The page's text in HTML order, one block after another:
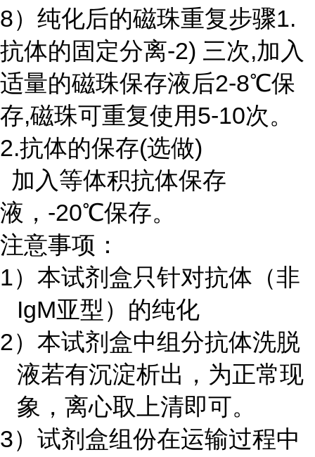
8）纯化后的磁珠重复步骤1.
抗体的固定分离-2) 三次,加入
适量的磁珠保存液后2-8℃保
存,磁珠可重复使用5-10次。
2.抗体的保存(选做)
加入等体积抗体保存
液， -20℃保存。
注意事项：
1）本试剂盒只针对抗体（非
IgM亚型）的纯化
2）本试剂盒中组分抗体洗脱
液若有沉淀析出，为正常现
象，离心取上清即可。
3）试剂盒组份在运输过程中